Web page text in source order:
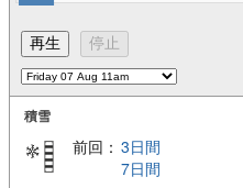
積雪
前回： 3日間
7日間